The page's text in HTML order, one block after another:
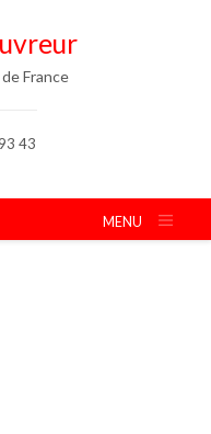
France
43
MENU